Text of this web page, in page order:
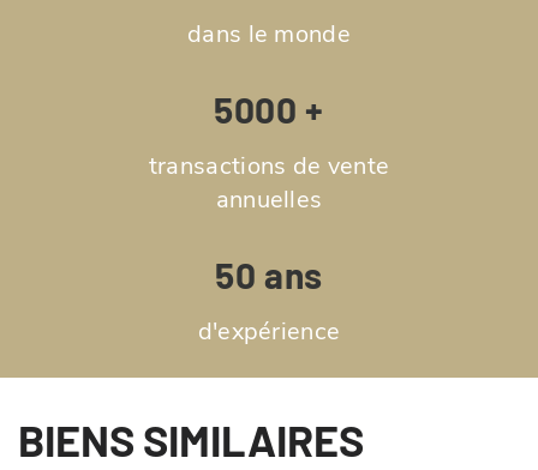
dans le monde
5000 +
transactions de vente
annuelles
50 ans
d'expérience
BIENS SIMILAIRES